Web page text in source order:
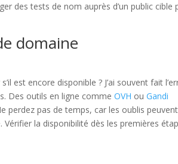
des tests de nom auprès d’un public cible
domaine
est encore disponible ? J’ai souvent fait
Des outils en ligne commeOVH ouGandi
perdez pas de temps, car les oublis peuvent
la disponibilité dès les premières